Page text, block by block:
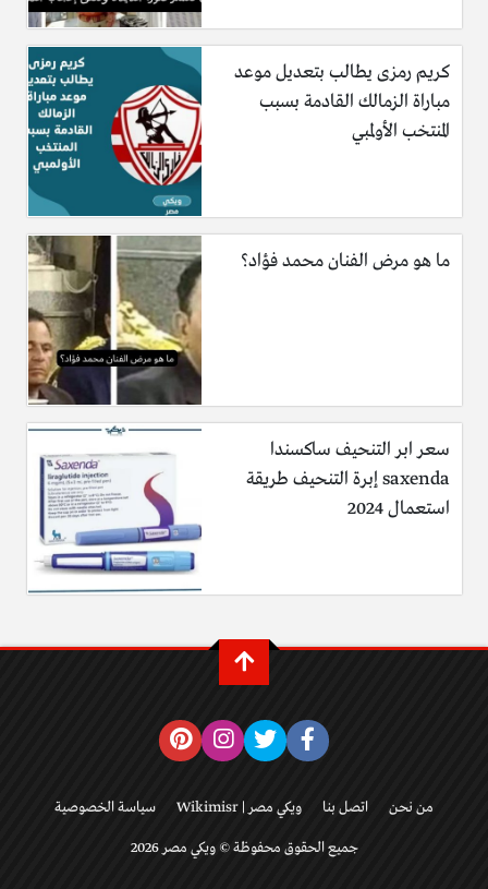
كريم رمزى يطالب بتعديل موعد
مباراة الزمالك القادمة بسبب
المنتخب الأولمبي
ما هو مرض الفنان محمد فؤاد؟
سعر ابر التنحيف ساكسندا
saxenda إبرة التنحيف طريقة
استعمال 2024
من نحن اتصل بنا ويكي مصر | Wikimisr سياسة الخصوصية
جميع الحقوق محفوظة © ويكي مصر 2026